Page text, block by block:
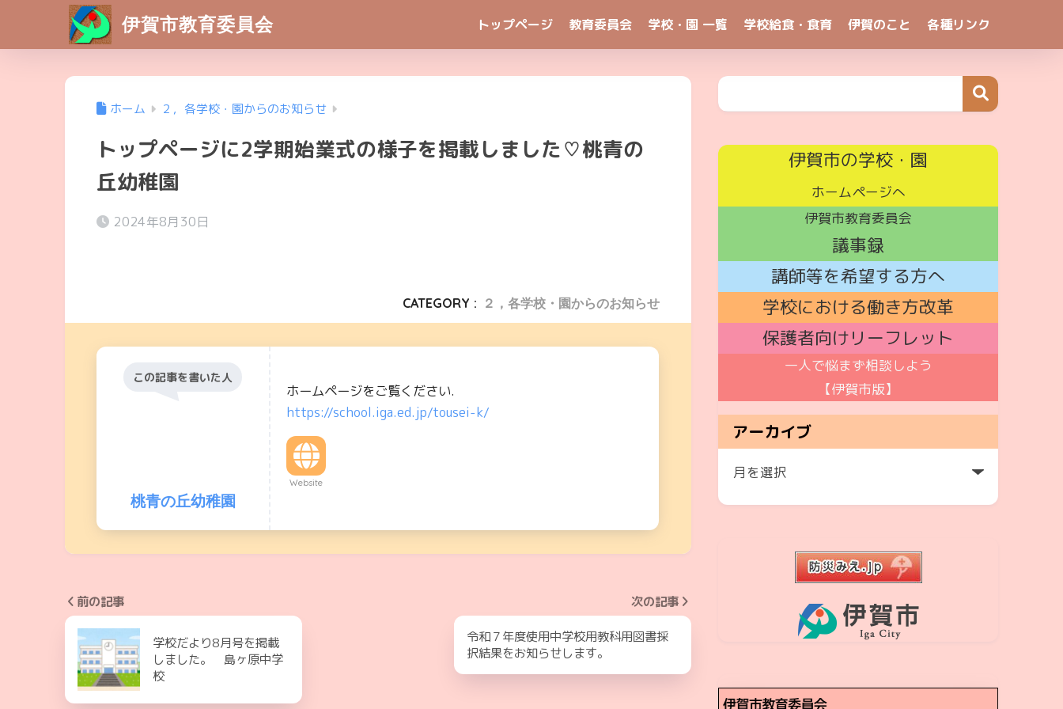
伊賀市教育委員会 トップページ 教育委員会 学校・園 一覧 学校給食・食育 伊賀のこと 各種リンク
ホーム ２，各学校・園からのお知らせ
トップページに2学期始業式の様子を掲載しました♡桃青の
丘幼稚園
2024年8月30日
CATEGORY : ２，各学校・園からのお知らせ
この記事を書いた人
桃青の丘幼稚園
ホームページをご覧ください.
https://school.iga.ed.jp/tousei-k/
Website
前の記事
学校だより8月号を掲載
しました。 島ヶ原中学
校
次の記事
令和７年度使用中学校用教科用図書採
択結果をお知らせします。
伊賀市の学校・園
ホームページへ
伊賀市教育委員会
議事録
講師等を希望する方へ
学校における働き方改革
保護者向けリーフレット
一人で悩まず相談しよう
【伊賀市版】
アーカイブ
ア